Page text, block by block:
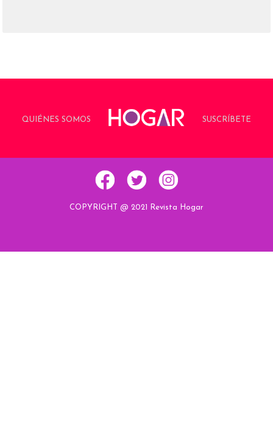
QUIÉNES SOMOS SUSCRÍBETE
COPYRIGHT @ 2021 Revista Hogar